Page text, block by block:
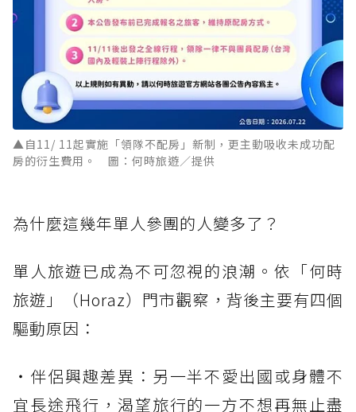
▲自11/ 11起實施「領隊不配房」新制，更主動吸收未成功配
房的衍生費用。 圖：何時旅遊／提供
為什麼這幾年單人參團的人變多了？
單人旅遊已成為不可忽視的浪潮。依「何時
旅遊」（Horaz）門市觀察，背後主要有四個
驅動原因：
・伴侶興趣差異：另一半不愛出國或身體不
宜長途飛行，渴望旅行的一方不想再無止盡